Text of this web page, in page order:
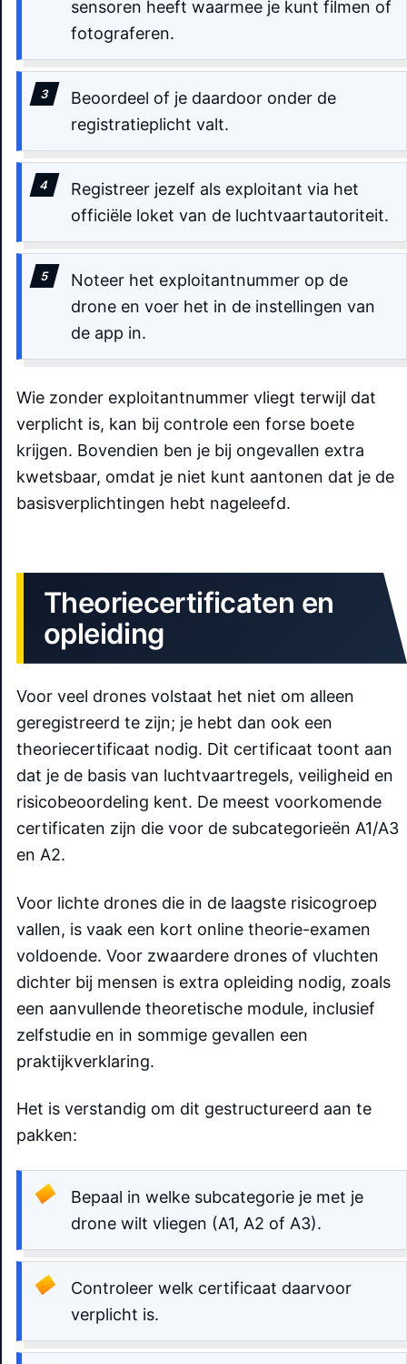
sensoren heeft waarmee je kunt filmen of
fotograferen.
Beoordeel of je daardoor onder de
registratieplicht valt.
Registreer jezelf als exploitant via het
officiële loket van de luchtvaartautoriteit.
Noteer het exploitantnummer op de
drone en voer het in de instellingen van
de app in.
Wie zonder exploitantnummer vliegt terwijl dat
verplicht is, kan bij controle een forse boete
krijgen. Bovendien ben je bij ongevallen extra
kwetsbaar, omdat je niet kunt aantonen dat je de
basisverplichtingen hebt nageleefd.
Theoriecertificaten en
opleiding
Voor veel drones volstaat het niet om alleen
geregistreerd te zijn; je hebt dan ook een
theoriecertificaat nodig. Dit certificaat toont aan
dat je de basis van luchtvaartregels, veiligheid en
risicobeoordeling kent. De meest voorkomende
certificaten zijn die voor de subcategorieën A1/A3
en A2.
Voor lichte drones die in de laagste risicogroep
vallen, is vaak een kort online theorie-examen
voldoende. Voor zwaardere drones of vluchten
dichter bij mensen is extra opleiding nodig, zoals
een aanvullende theoretische module, inclusief
zelfstudie en in sommige gevallen een
praktijkverklaring.
Het is verstandig om dit gestructureerd aan te
pakken:
Bepaal in welke subcategorie je met je
drone wilt vliegen (A1, A2 of A3).
Controleer welk certificaat daarvoor
verplicht is.